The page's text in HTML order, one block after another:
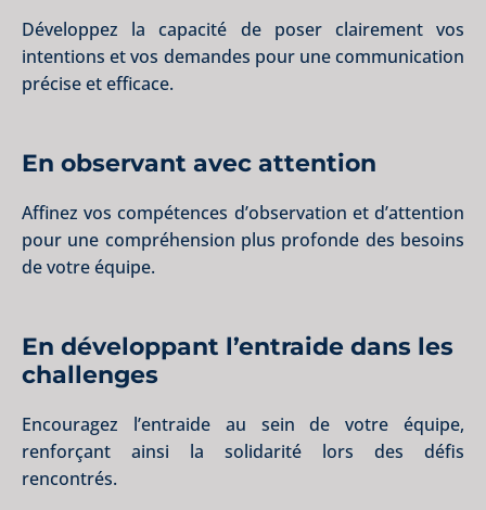
Développez la capacité de poser clairement vos
intentions et vos demandes pour une communication
précise et efficace.
En observant avec attention
Affinez vos compétences d’observation et d’attention
pour une compréhension plus profonde des besoins
de votre équipe.
En développant l’entraide dans les
challenges
Encouragez l’entraide au sein de votre équipe,
renforçant ainsi la solidarité lors des défis
rencontrés.